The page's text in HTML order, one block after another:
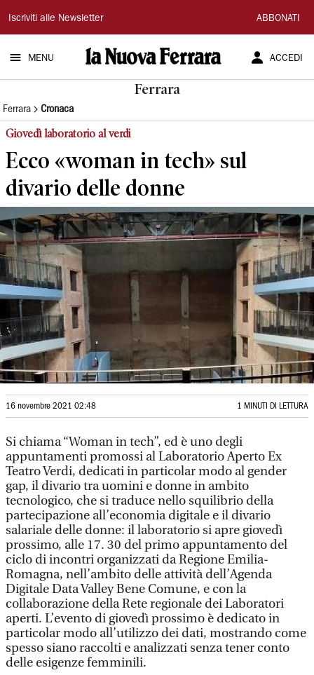
La
Nuova
Ferrara
Iscriviti alle Newsletter ABBONATI
MENU ACCEDI
Ferrara
Ferrara Cronaca
Giovedì laboratorio al verdi
Ecco «woman in tech» sul
divario delle donne
16 novembre 2021 02:48 1 MINUTI DI LETTURA
Si chiama “Woman in tech”, ed è uno degli
appuntamenti promossi al Laboratorio Aperto Ex
Teatro Verdi, dedicati in particolar modo al gender
gap, il divario tra uomini e donne in ambito
tecnologico, che si traduce nello squilibrio della
partecipazione all’economia digitale e il divario
salariale delle donne: il laboratorio si apre giovedì
prossimo, alle 17. 30 del primo appuntamento del
ciclo di incontri organizzati da Regione Emilia-
Romagna, nell’ambito delle attività dell’Agenda
Digitale Data Valley Bene Comune, e con la
collaborazione della Rete regionale dei Laboratori
aperti. L’evento di giovedì prossimo è dedicato in
particolar modo all’utilizzo dei dati, mostrando come
spesso siano raccolti e analizzati senza tener conto
delle esigenze femminili.